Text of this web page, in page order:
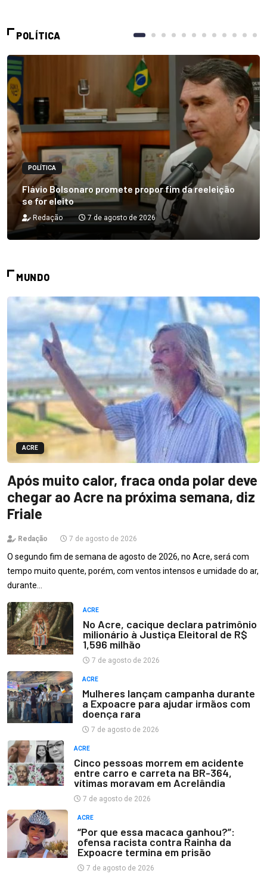
POLÍTICA
POLÍTICA
Flávio Bolsonaro promete propor fim da reeleição
se for eleito
Redação 7 de agosto de 2026
MUNDO
ACRE
Após muito calor, fraca onda polar deve
chegar ao Acre na próxima semana, diz
Friale
Redação 7 de agosto de 2026
O segundo fim de semana de agosto de 2026, no Acre, será com
tempo muito quente, porém, com ventos intensos e umidade do ar,
durante…
ACRE
No Acre, cacique declara patrimônio
milionário à Justiça Eleitoral de R$
1,596 milhão
7 de agosto de 2026
ACRE
Mulheres lançam campanha durante
a Expoacre para ajudar irmãos com
doença rara
7 de agosto de 2026
ACRE
Cinco pessoas morrem em acidente
entre carro e carreta na BR-364,
vítimas moravam em Acrelândia
7 de agosto de 2026
ACRE
“Por que essa macaca ganhou?”:
ofensa racista contra Rainha da
Expoacre termina em prisão
7 de agosto de 2026